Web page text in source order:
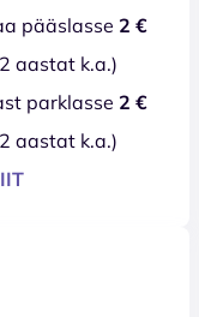
pääslasse 2 €
aastat k.a.)
parklasse 2 €
aastat k.a.)